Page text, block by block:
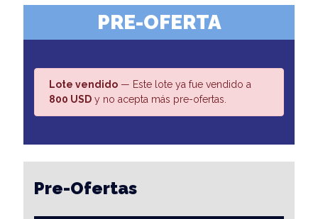
PRE-OFERTA
Lote vendido — Este lote ya fue vendido a
800 USD y no acepta más pre-ofertas.
Pre-Ofertas